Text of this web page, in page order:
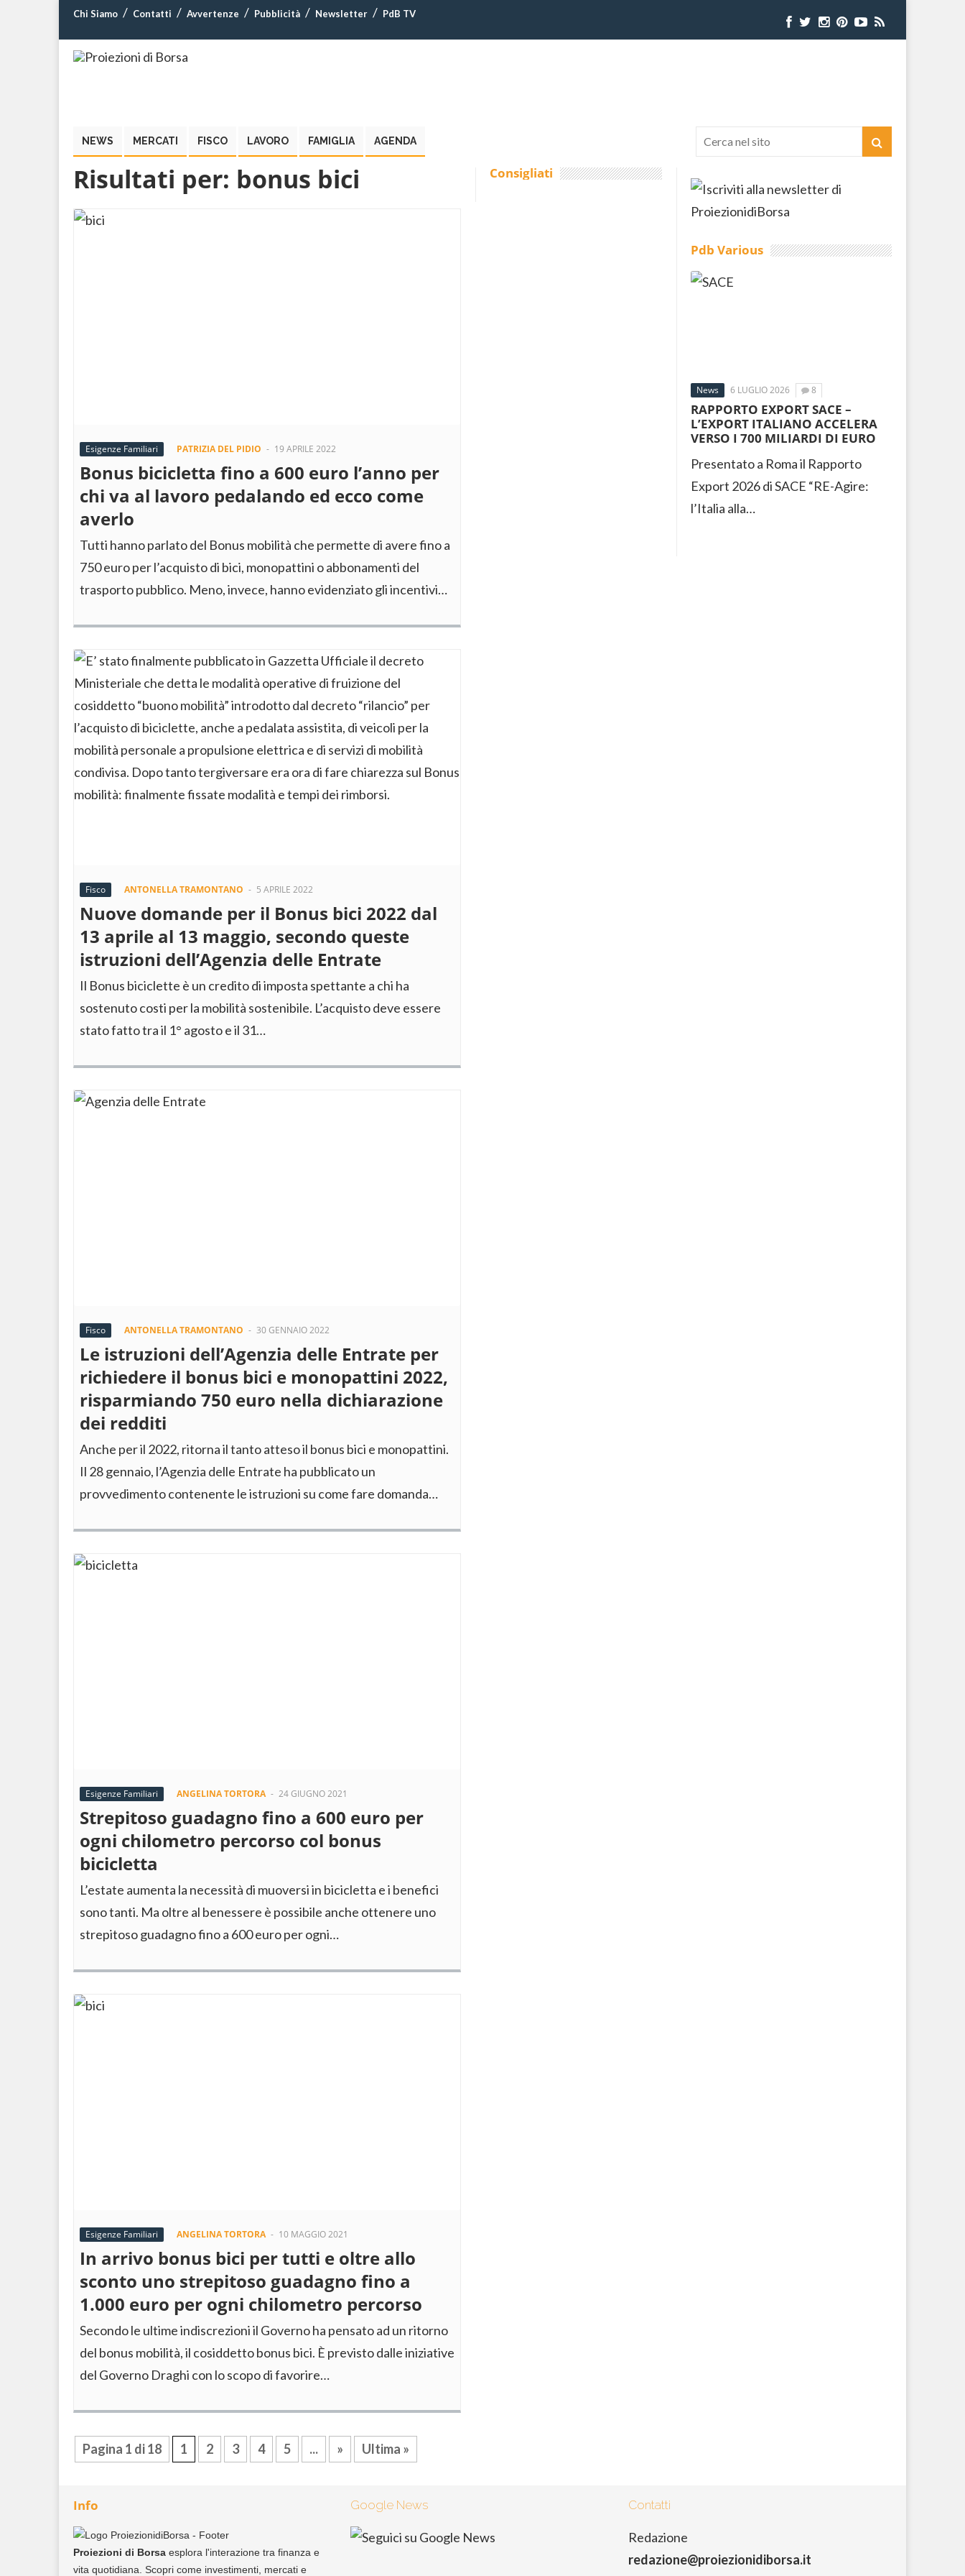
Chi Siamo Contatti Avvertenze Pubblicità Newsletter PdB TV
NEWS MERCATI FISCO LAVORO FAMIGLIA AGENDA
Risultati per: bonus bici
Esigenze Familiari PATRIZIA DEL PIDIO - 19 APRILE 2022
Bonus bicicletta fino a 600 euro l’anno per
chi va al lavoro pedalando ed ecco come
averlo
Tutti hanno parlato del Bonus mobilità che permette di avere fino a
750 euro per l’acquisto di bici, monopattini o abbonamenti del
trasporto pubblico. Meno, invece, hanno evidenziato gli incentivi…
Fisco ANTONELLA TRAMONTANO - 5 APRILE 2022
Nuove domande per il Bonus bici 2022 dal
13 aprile al 13 maggio, secondo queste
istruzioni dell’Agenzia delle Entrate
Il Bonus biciclette è un credito di imposta spettante a chi ha
sostenuto costi per la mobilità sostenibile. L’acquisto deve essere
stato fatto tra il 1° agosto e il 31…
Fisco ANTONELLA TRAMONTANO - 30 GENNAIO 2022
Le istruzioni dell’Agenzia delle Entrate per
richiedere il bonus bici e monopattini 2022,
risparmiando 750 euro nella dichiarazione
dei redditi
Anche per il 2022, ritorna il tanto atteso il bonus bici e monopattini.
Il 28 gennaio, l’Agenzia delle Entrate ha pubblicato un
provvedimento contenente le istruzioni su come fare domanda…
Esigenze Familiari ANGELINA TORTORA - 24 GIUGNO 2021
Strepitoso guadagno fino a 600 euro per
ogni chilometro percorso col bonus
bicicletta
L’estate aumenta la necessità di muoversi in bicicletta e i benefici
sono tanti. Ma oltre al benessere è possibile anche ottenere uno
strepitoso guadagno fino a 600 euro per ogni…
Esigenze Familiari ANGELINA TORTORA - 10 MAGGIO 2021
In arrivo bonus bici per tutti e oltre allo
sconto uno strepitoso guadagno fino a
1.000 euro per ogni chilometro percorso
Secondo le ultime indiscrezioni il Governo ha pensato ad un ritorno
del bonus mobilità, il cosiddetto bonus bici. È previsto dalle iniziative
del Governo Draghi con lo scopo di favorire…
Pagina 1 di 18 1 2 3 4 5 ... » Ultima »
Consigliati
Pdb Various
News 6 LUGLIO 2026 8
RAPPORTO EXPORT SACE –
L’EXPORT ITALIANO ACCELERA
VERSO I 700 MILIARDI DI EURO
Presentato a Roma il Rapporto
Export 2026 di SACE “RE-Agire:
l’Italia alla…
Info
Proiezioni di Borsa esplora l'interazione tra finanza e
vita quotidiana. Scopri come investimenti, mercati e
Google News Contatti
Redazione
redazione@proiezionidiborsa.it